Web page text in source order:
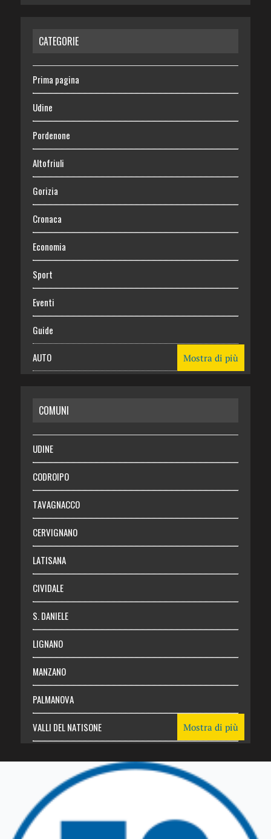
CATEGORIE
Prima pagina
Udine
Pordenone
Altofriuli
Gorizia
Cronaca
Economia
Sport
Eventi
Guide
AUTO
RISPARMIO
SALUTE
Necrologie
Chi siamo
Abbonati
Login
Mostra di più
COMUNI
UDINE
CODROIPO
TAVAGNACCO
CERVIGNANO
LATISANA
CIVIDALE
S. DANIELE
LIGNANO
MANZANO
PALMANOVA
VALLI DEL NATISONE
TRICESIMO
TARCENTO
Mostra di più